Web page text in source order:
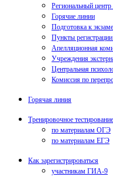
Региональный
Горячие линии
Подготовка к
Пункты
Апелляционная
Учреждения
Центральная
Комиссия по
Горячая линия
Тренировочное тестирование
по материалам ОГЭ
по материалам ЕГЭ
Как зарегистрироваться
участникам ГИА-9